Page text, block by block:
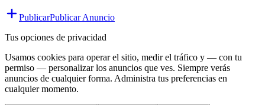
PublicarPublicar Anuncio
Tus opciones de privacidad
Usamos cookies para operar el sitio, medir el tráfico y — con tu
permiso — personalizar los anuncios que ves. Siempre verás
anuncios de cualquier forma. Administra tus preferencias en
cualquier momento.